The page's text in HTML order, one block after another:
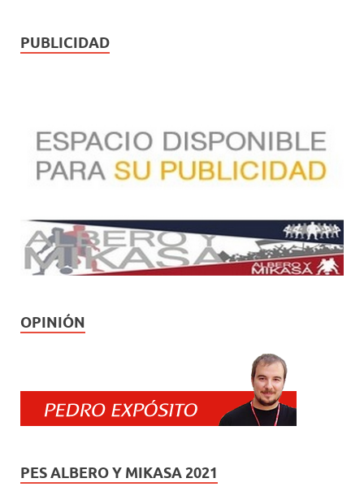
PUBLICIDAD
OPINIÓN
PES ALBERO Y MIKASA 2021